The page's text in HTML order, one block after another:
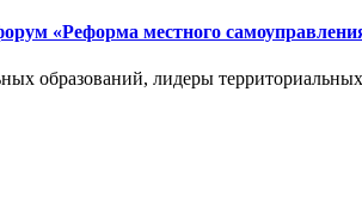
«Реформа местного
образований, лидеры